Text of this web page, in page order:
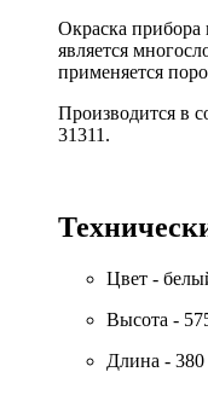
Окраска прибора
является
применяется
Производится в
31311.
Цвет -
Высота -
Длина -